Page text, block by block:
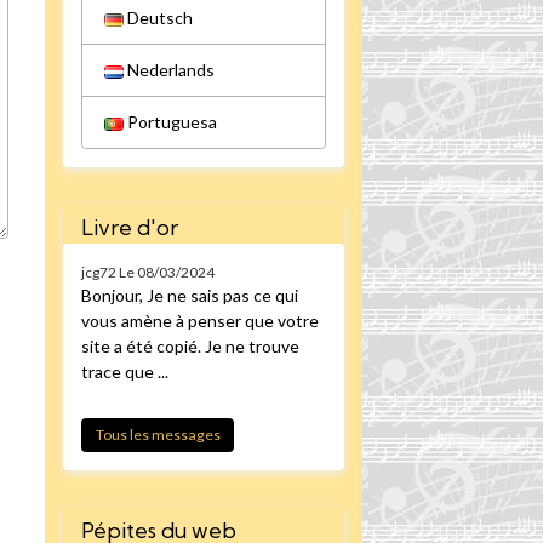
Deutsch
Nederlands
Portuguesa
Livre d'or
jcg72 Le 08/03/2024
Bonjour, Je ne sais pas ce qui
vous amène à penser que votre
site a été copié. Je ne trouve
trace que ...
Tous les messages
Pépites du web